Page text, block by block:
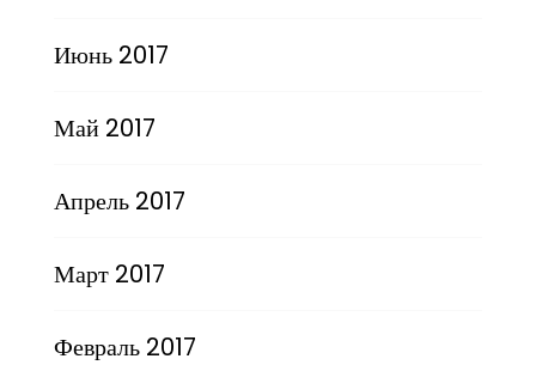
Июнь 2017
Май 2017
Апрель 2017
Март 2017
Февраль 2017